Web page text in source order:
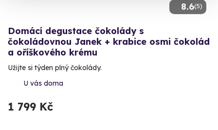
8.6(5)
Domácí degustace čokolády s
čokoládovnou Janek + krabice osmi čokolád
a oříškového krému
Užijte si týden plný čokolády.
U vás doma
1 799 Kč